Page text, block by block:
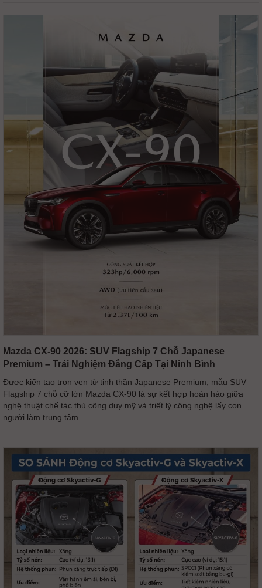
Mazda CX-90 2026: SUV Flagship 7 Chỗ Japanese
Premium – Trải Nghiệm Đẳng Cấp Tại Ninh Bình
Được kiến tạo trọn vẹn từ tinh thần Japanese Premium, mẫu SUV
Flagship 7 chỗ cỡ lớn Mazda CX-90 là sự kết hợp hoàn hảo giữa
nghệ thuật chế tác thủ công duy mỹ và triết lý công nghệ lấy con
người làm trung tâm.